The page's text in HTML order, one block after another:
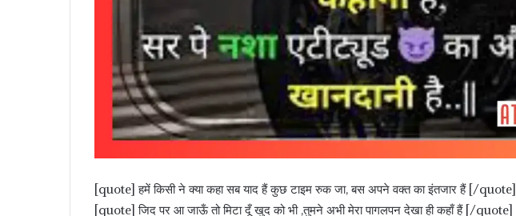
[quote] हमें किसी ने क्या कहा सब याद हैं कुछ टाइम रुक जा, बस अपने वक्त का इंतजार हैं [/quote]
[quote] जिद पर आ जाऊँ तो मिटा दूँ खुद को भी ,तुमने अभी मेरा पागलपन देखा ही कहाँ हैं [/quote]